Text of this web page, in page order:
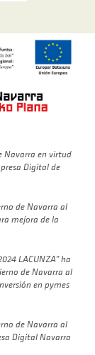
Navarra en virtud
Digital de
de Navarra al
mejora de la
LACUNZA” ha
de Navarra al
en pymes
de Navarra al
Digital Navarra